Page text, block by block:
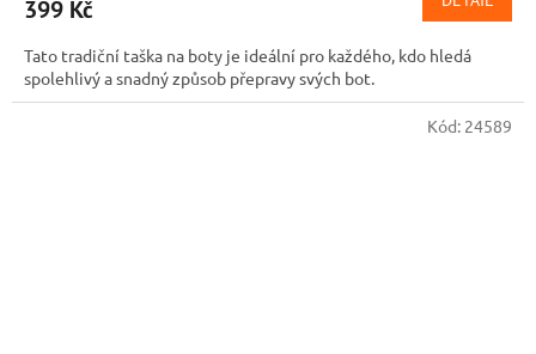
je
z
5
hvězdiček.
399 Kč
Tato tradiční taška na boty je ideální pro každého, kdo hledá
spolehlivý a snadný způsob přepravy svých bot.
Kód: 24589